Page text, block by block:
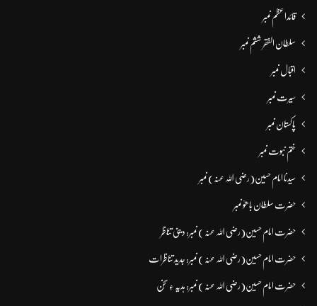
قائداعظم نمبر
سلطان الفقر ششم نمبر
اقبال نمبر
سیرت نمبر
پاکستان نمبر
ختم نبوت نمبر
سیدنا امام حسین(رضی اللہ عنہ) نمبر
حضرت سلطان باھوؒ نمبر
حضرت امام حسین(رضی اللہ عنہ ) نمبر: دینی تناظر
حضرت امام حسین(رضی اللہ عنہ ) نمبر: جدید تناظرات
حضرت امام حسین(رضی اللہ عنہ ) نمبر: ہدیہ ءِ سُخن